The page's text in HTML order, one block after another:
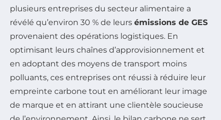
plusieurs entreprises du secteur alimentaire a
révélé qu’environ 30 % de leurs émissions de GES
provenaient des opérations logistiques. En
optimisant leurs chaînes d’approvisionnement et
en adoptant des moyens de transport moins
polluants, ces entreprises ont réussi à réduire leur
empreinte carbone tout en améliorant leur image
de marque et en attirant une clientèle soucieuse